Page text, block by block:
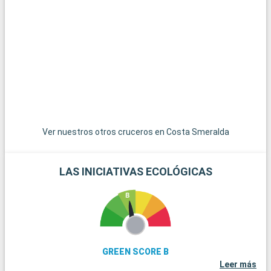
Ver nuestros otros cruceros en Costa Smeralda
LAS INICIATIVAS ECOLÓGICAS
GREEN SCORE B
Leer más